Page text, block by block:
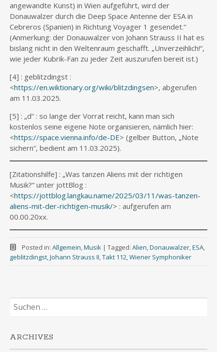
angewandte Kunst) in Wien aufgeführt, wird der
Donauwalzer durch die Deep Space Antenne der ESA in
Cebreros (Spanien) in Richtung Voyager 1 gesendet.“
(Anmerkung: der Donauwalzer von Johann Strauss II hat es
bislang nicht in den Weltenraum geschafft. „Unverzeihlich!“,
wie jeder Kubrik-Fan zu jeder Zeit auszurufen bereit ist.)
[4] : geblitzdingst :
<https://en.wiktionary.org/wiki/blitzdingsen>, abgerufen
am 11.03.2025.
[5] : „d“ : so lange der Vorrat reicht, kann man sich
kostenlos seine eigene Note organisieren, nämlich hier:
<https://space.vienna.info/de-DE> (gelber Button, „Note
sichern“, bedient am 11.03.2025).
[Zitationshilfe] : „Was tanzen Aliens mit der richtigen
Musik?“ unter jottBlog :
<https://jottblog.langkau.name/2025/03/11/was-tanzen-
aliens-mit-der-richtigen-musik/> : aufgerufen am
00.00.20xx.
Posted in: Allgemein,Musik | Tagged: Alien,Donauwalzer,ESA,
geblitzdingst,Johann Strauss II,Takt 112,Wiener Symphoniker
nach:
ARCHIVES